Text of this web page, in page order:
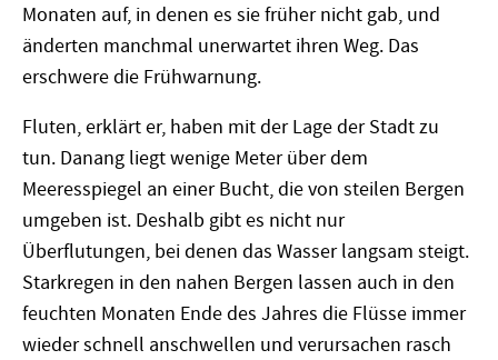
Monaten auf, in denen es sie früher nicht gab, und
änderten manchmal unerwartet ihren Weg. Das
erschwere die Frühwarnung.
Fluten, erklärt er, haben mit der Lage der Stadt zu
tun. Danang liegt wenige Meter über dem
Meeresspiegel an einer Bucht, die von steilen Bergen
umgeben ist. Deshalb gibt es nicht nur
Überflutungen, bei denen das Wasser langsam steigt.
Starkregen in den nahen Bergen lassen auch in den
feuchten Monaten Ende des Jahres die Flüsse immer
wieder schnell anschwellen und verursachen rasch